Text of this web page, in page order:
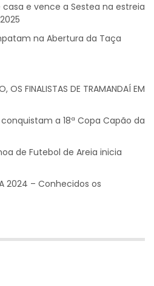
e vence a Sestea na estreia
na Abertura da Taça
OS FINALISTAS DE TRAMANDAÍ EM
a 18ª Copa Capão da
de Futebol de Areia inicia
2024 – Conhecidos os